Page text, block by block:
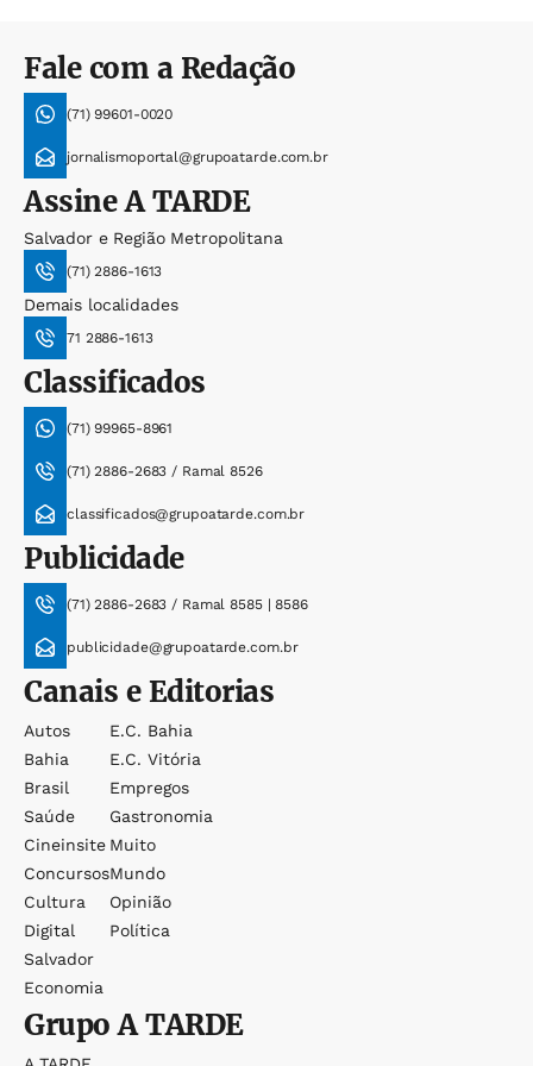
Fale com a Redação
(71) 99601-0020
jornalismoportal@grupoatarde.com.br
AssineA TARDE
Salvador e Região Metropolitana
(71) 2886-1613
Demais localidades
71 2886-1613
Classificados
(71) 99965-8961
(71) 2886-2683 / Ramal 8526
classificados@grupoatarde.com.br
Publicidade
(71) 2886-2683 / Ramal 8585 | 8586
publicidade@grupoatarde.com.br
Canais e Editorias
Autos
Bahia
Brasil
Saúde
Cineinsite
Concursos
Cultura
Digital
Salvador
Economia
E.c. Bahia
E.c. Vitória
Empregos
Gastronomia
Muito
Mundo
Opinião
Política
GrupoA TARDE